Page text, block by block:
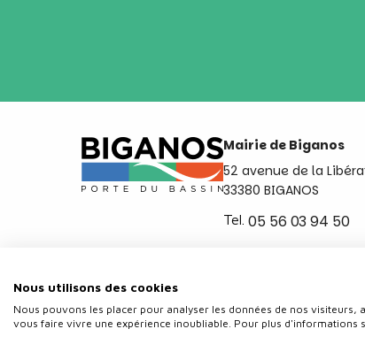
Mairie de Biganos
52 avenue de la
33380 BIGANOS
Tel. 05 56 03 94 50
Nous utilisons des cookies
Nous pouvons les placer pour analyser les données de nos
vous faire vivre une expérience inoubliable. Pour plus d'informations